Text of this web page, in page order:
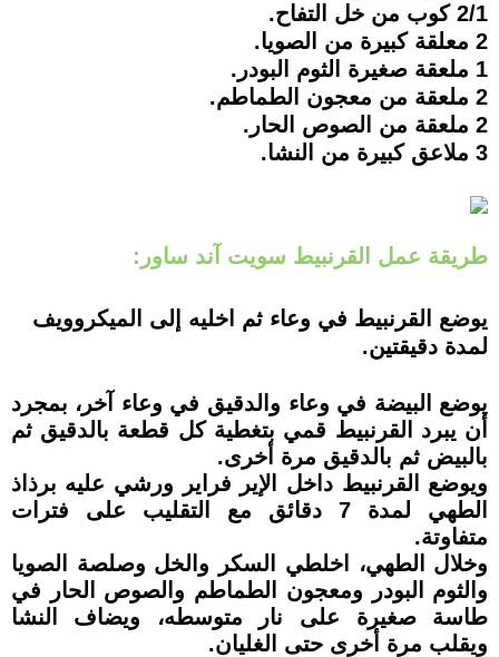
2/1 كوب من خل التفاح.
2 معلقة كبيرة من الصويا.
1 ملعقة صغيرة الثوم البودر.
2 ملعقة من معجون الطماطم.
2 ملعقة من الصوص الحار.
3 ملاعق كبيرة من النشا.
طريقة عمل القرنبيط سويت آند ساور:
يوضع القرنبيط في وعاء ثم اخليه إلى الميكروويف
لمدة دقيقتين.
يوضع البيضة في وعاء والدقيق في وعاء آخر، بمجرد
أن يبرد القرنبيط قمي بتغطية كل قطعة بالدقيق ثم
بالبيض ثم بالدقيق مرة أخرى.
ويوضع القرنبيط داخل الإير فراير ورشي عليه برذاذ
الطهي لمدة 7 دقائق مع التقليب على فترات
متفاوتة.
وخلال الطهي، اخلطي السكر والخل وصلصة الصويا
والثوم البودر ومعجون الطماطم والصوص الحار في
طاسة صغيرة على نار متوسطه، ويضاف النشا
ويقلب مرة أخرى حتى الغليان.